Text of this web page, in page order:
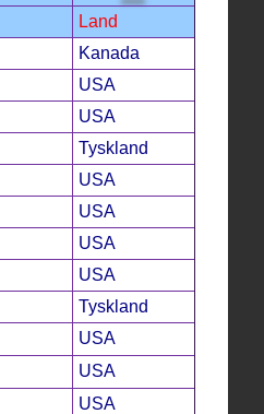
Land
Kanada
USA
USA
Tyskland
USA
USA
USA
USA
Tyskland
USA
USA
USA